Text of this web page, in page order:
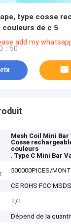
type cosse
couleurs de c 5
add my
：50
Mesh Coil Mini Bar
Cosse
couleurs
, Type C Mini Bar
500000PICES/
CE ROHS FCC
T/T
Dépend de la